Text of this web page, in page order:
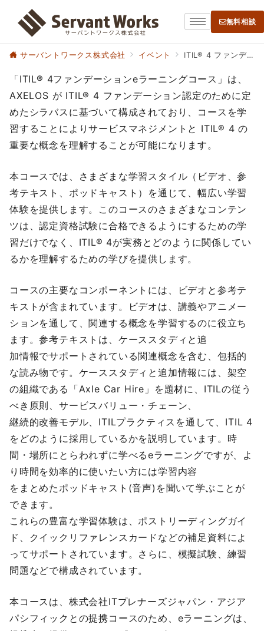
無料相談
サーバントワークス株式会社 イベント ITIL® 4 ファンデーション eラーニングコース（オンライン試験付き）
「ITIL® 4ファンデーションeラーニングコース」は、
AXELOS が ITIL® 4 ファンデーション認定のために定
めたシラバスに基づいて構成されており、コースを学
習することによりサービスマネジメントと ITIL® 4 の
重要な概念を理解することが可能になります。
本コースでは、さまざまな学習スタイル（ビデオ、参
考テキスト、ポッドキャスト）を通じて、幅広い学習
体験を提供します。このコースのさまざまなコンテン
ツは、認定資格試験に合格できるようにするための学
習だけでなく、ITIL® 4が実務とどのように関係してい
るかを理解するための学びを提供します。
コースの主要なコンポーネントには、ビデオと参考テ
キストが含まれています。ビデオは、講義やアニメー
ションを通して、関連する概念を学習するのに役立ち
ます。参考テキストは、ケーススタディと追
加情報でサポートされている関連概念を含む、包括的
な読み物です。ケーススタディと追加情報には、架空
の組織である「Axle Car Hire」を題材に、ITILの従う
べき原則、サービスバリュー・チェーン、
継続的改善モデル、ITILプラクティスを通して、ITIL 4
をどのように採用しているかを説明しています。時
間・場所にとらわれずに学べるeラーニングですが、よ
り時間を効率的に使いたい方には学習内容
をまとめたポッドキャスト(音声)を聞いて学ぶことが
できます。
これらの豊富な学習体験は、ポストリーディングガイ
ド、クイックリファレンスカードなどの補足資料によ
ってサポートされています。さらに、模擬試験、練習
問題などで構成されています。
本コースは、株式会社ITプレナーズジャパン・アジア
パシフィックとの提携コースのため、eラーニングは、